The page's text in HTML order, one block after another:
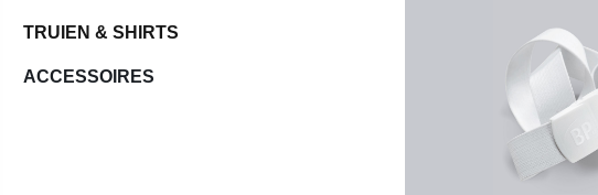
TRUIEN & SHIRTS
ACCESSOIRES